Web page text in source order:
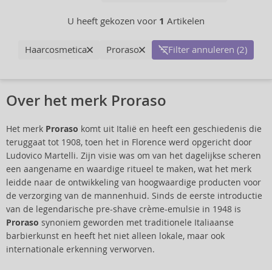
U heeft gekozen voor 1 Artikelen
Haarcosmetica Proraso Filter annuleren (2)
Over het merk Proraso
Het merk Proraso komt uit Italië en heeft een geschiedenis die
teruggaat tot 1908, toen het in Florence werd opgericht door
Ludovico Martelli. Zijn visie was om van het dagelijkse scheren
een aangename en waardige ritueel te maken, wat het merk
leidde naar de ontwikkeling van hoogwaardige producten voor
de verzorging van de mannenhuid. Sinds de eerste introductie
van de legendarische pre-shave crème-emulsie in 1948 is
Proraso synoniem geworden met traditionele Italiaanse
barbierkunst en heeft het niet alleen lokale, maar ook
internationale erkenning verworven.